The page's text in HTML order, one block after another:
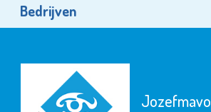
Bedrijven
Jozefmavo